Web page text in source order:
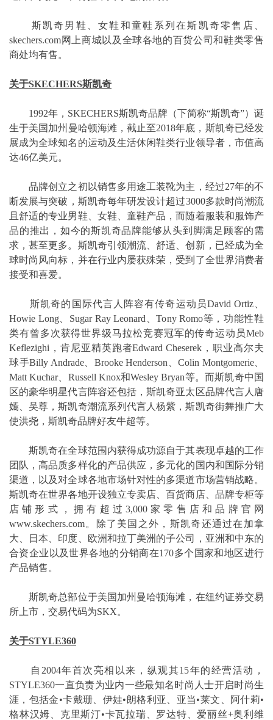
斯凯奇男鞋、女鞋和童鞋系列在斯凯奇零售店、
skechers.com网上商城以及全球各地的百货公司和鞋类零售
商处均有售。
关于SKECHERS斯凯奇
1992年，SKECHERS斯凯奇品牌（下简称“斯凯奇”）诞
生于美国加州曼哈顿海滩，截止至2018年底，斯凯奇已经发
展成为全球知名的运动及生活休闲鞋类行业领导者，市值高
达46亿美元。
品牌创立之初以销售多用途工装靴为主，经过27年的不
断发展与突破，斯凯奇每年研发设计超过3000多款时尚潮流
且舒适的专业男鞋、女鞋、童鞋产品，而随着服装和服饰产
品的推出，如今的斯凯奇品牌能够从头到脚满足顾客的需
求，甚至更多。斯凯奇引领潮流、舒适、创新，已经成为全
球时尚风向标，并在行业内屡获殊荣，受到了全世界消费者
接受和喜爱。
斯凯奇的国际代言人阵容有传奇运动员David Ortiz、
Howie Long、Sugar Ray Leonard、Tony Romo等，功能性鞋
类有曾多次获得世界级马拉松竞赛冠军的传奇运动员Meb
Keflezighi，肯尼亚精英跑者Edward Cheserek，职业高尔夫
球手Billy Andrade、Brooke Henderson、Colin Montgomerie、
Matt Kuchar、Russell Knox和Wesley Bryan等。而斯凯奇中国
区的豪华明星代言阵容还包括，斯凯奇亚太区品牌代言人唐
嫣、吴尊，斯凯奇潮流系列代言人杨紫，斯凯奇街舞推广大
使洪尧，斯凯奇品牌好友牛超等。
斯凯奇在全球范围内获得成功源自于其表现卓越的工作
团队，高品质多样化的产品供应，多元化的国内和国际分销
渠道，以及对全球各地市场针对性的多渠道市场营销战略。
斯凯奇在世界各地开设独立专卖店、百货商店、品牌专柜等
店铺形式，拥有超过3,000家零售店和品牌官网
www.skechers.com。除了美国之外，斯凯奇还通过在加拿
大、日本、印度、欧洲和拉丁美洲的子公司，亚洲和中东的
合资企业以及世界各地的分销商在170多个国家和地区进行
产品销售。
斯凯奇总部位于美国加州曼哈顿海滩，在纽约证券交易
所上市，交易代码为SKX。
关于STYLE360
自2004年首次亮相以来，纵观其15年的经营活动，
STYLE360一直负责为业内一些最知名时尚人士开启时尚生
涯，包括金•卡戴珊、伊娃•朗格利亚、亚当•莱文、阿什莉•
格林汉姆、克里斯汀•卡瓦拉瑞、罗达特、爱丽丝+奥利维